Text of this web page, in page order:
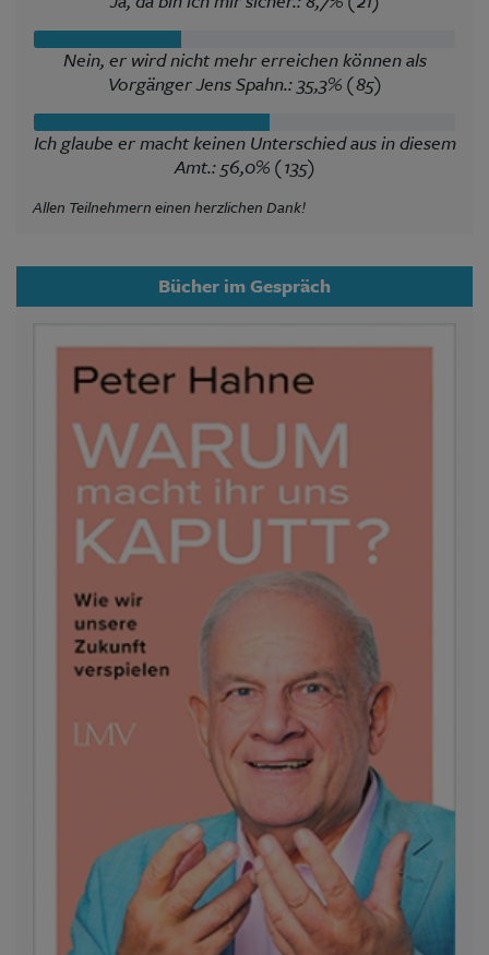
Nein, er wird nicht mehr erreichen können als
Vorgänger Jens Spahn.: 35,3% (85)
Ich glaube er macht keinen Unterschied aus in diesem
Amt.: 56,0% (135)
Allen Teilnehmern einen herzlichen Dank!
Bücher im Gespräch